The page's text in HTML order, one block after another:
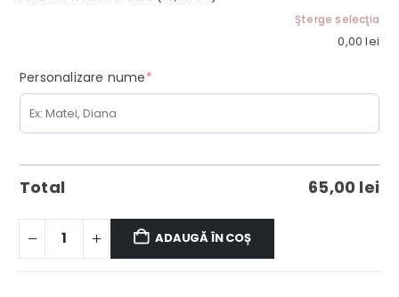
Şterge selecţia
0,00lei
Personalizare nume*(required)
Total 65,00 lei
ADAUGĂ ÎN COȘ